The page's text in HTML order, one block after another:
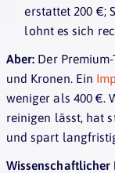
erstattet 200 €;
lohnt es sich
Aber: Der
und Kronen. Ein
weniger als 400 €.
reinigen lässt, hat
und spart
Wissenschaftlicher